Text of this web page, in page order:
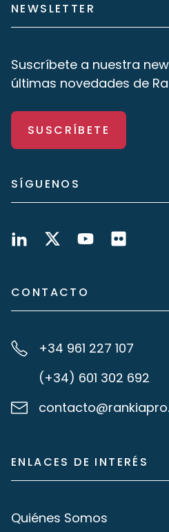
NEWSLETTER
Suscríbete a nuestra
últimas novedades de
SUSCRÍBETE
SÍGUENOS
CONTACTO
+34 961 227 107
(+34) 601 302 692
ENLACES DE INTERÉS
Quiénes Somos